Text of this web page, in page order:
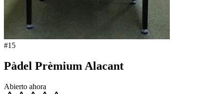
#15
Pàdel Prèmium Alacant
Abierto ahora